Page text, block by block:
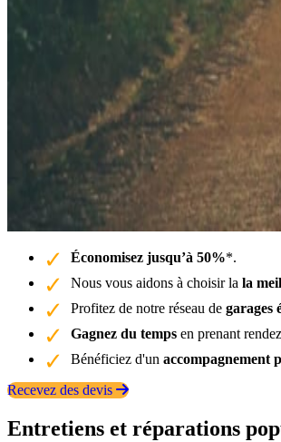
Économisez jusqu’à 50%*.
Nous vous aidons à choisir la la
Profitez de notre réseau de garages
Gagnez du temps en prenant
Bénéficiez d'un accompagnement
Recevez des devis
Entretiens et réparations